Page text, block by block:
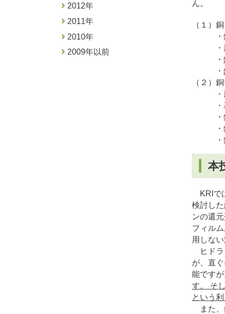
ん。
（１）
・
・
（２）
本
KRIで
検討し
ンの還
フィル
用しな
ヒドラ
が、直
能です
す。 そ
という
また、
2012年
2011年
2010年
2009年以前